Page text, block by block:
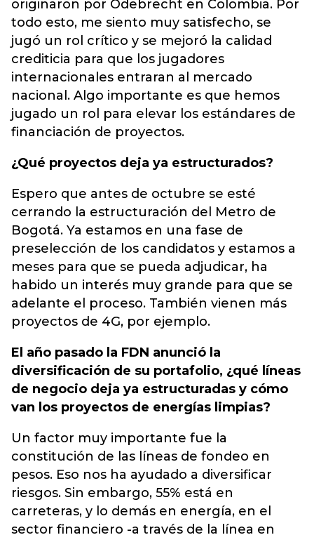
originaron por Odebrecht en Colombia. Por
todo esto, me siento muy satisfecho, se
jugó un rol crítico y se mejoró la calidad
crediticia para que los jugadores
internacionales entraran al mercado
nacional. Algo importante es que hemos
jugado un rol para elevar los estándares de
financiación de proyectos.
¿Qué proyectos deja ya estructurados?
Espero que antes de octubre se esté
cerrando la estructuración del Metro de
Bogotá. Ya estamos en una fase de
preselección de los candidatos y estamos a
meses para que se pueda adjudicar, ha
habido un interés muy grande para que se
adelante el proceso. También vienen más
proyectos de 4G, por ejemplo.
El año pasado la FDN anunció la
diversificación de su portafolio, ¿qué líneas
de negocio deja ya estructuradas y cómo
van los proyectos de energías limpias?
Un factor muy importante fue la
constitución de las líneas de fondeo en
pesos. Eso nos ha ayudado a diversificar
riesgos. Sin embargo, 55% está en
carreteras, y lo demás en energía, en el
sector financiero -a través de la línea en